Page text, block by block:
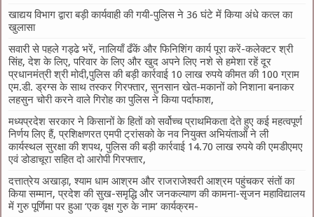
खाद्यय विभाग द्वारा बड़ी कार्यवाही की गयी-पुलिस ने 36 घंटे में किया अंधे कत्ल का
खुलासा
सवारी से पहले गड्ढे भरें, नालियाँ ढँकें और फिनिशिंग कार्य पूरा करें-कलेक्टर श्री
सिंह, देश के लिए, परिवार के लिए और खुद अपने लिए नशे से हमेशा रहें दूर
प्रधानमंत्री श्री मोदी,पुलिस की बड़ी कार्रवाई 10 लाख रुपये कीमत की 100 ग्राम
एम.डी. ड्रग्स के साथ तस्कर गिरफ्तार, सुनसान खेत-मकानों को निशाना बनाकर
लहसुन चोरी करने वाले गिरोह का पुलिस ने किया पर्दाफाश,
मध्यप्रदेश सरकार ने किसानों के हितों को सर्वोच्च प्राथमिकता देते हुए कई महत्वपूर्ण
निर्णय लिए हैं, प्रशिक्षणरत एमपी ट्रांसको के नव नियुक्त अभियंताओं ने ली
कार्यस्थल सुरक्षा की शपथ, पुलिस की बड़ी कार्रवाई 14.70 लाख रुपये की एमडीएमए
एवं डोडाचूरा सहित दो आरोपी गिरफ्तार,
दत्तात्रेय अखाड़ा, श्याम धाम आश्रम और राजराजेश्वरी आश्रम पहुंचकर संतों का
किया सम्मान, प्रदेश की सुख-समृद्धि और जनकल्याण की कामना-सृजन महाविद्यालय
में गुरु पूर्णिमा पर हुआ ‘एक वृक्ष गुरु के नाम’ कार्यक्रम-